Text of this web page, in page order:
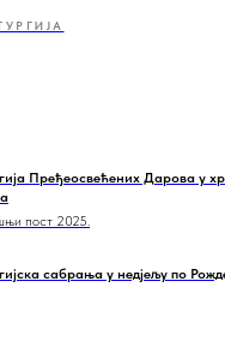
Пређеосвећених Дарова у
пост 2025.
сабрања у недјељу по